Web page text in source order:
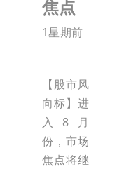
焦点
1星期前
【股市风
向标】进
入8月
份，市场
焦点将继